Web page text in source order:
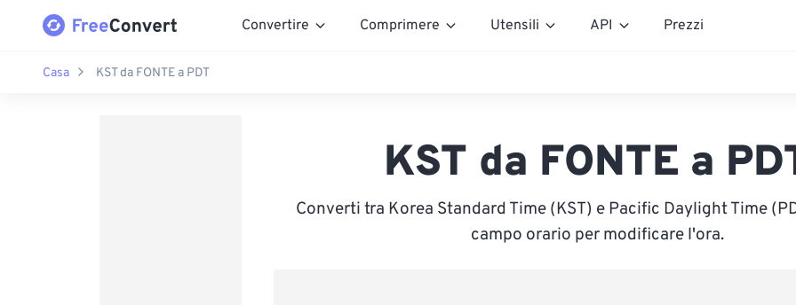
Convertire Comprimere Utensili API Prezzi
Casa KST da FONTE a PDT
KST da FONTE a
Converti tra Korea Standard Time (KST) e Pacific Daylight Time
campo orario per modificare l'ora.